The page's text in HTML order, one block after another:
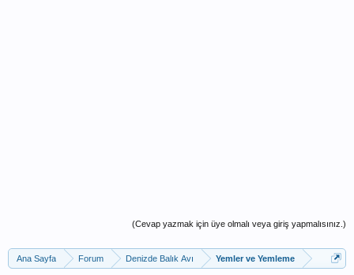
(Cevap yazmak için üye olmalı veya giriş yapmalısınız.)
Ana Sayfa Forum Denizde Balık Avı Yemler ve Yemleme